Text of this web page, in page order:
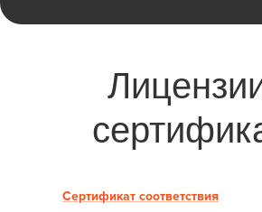
Сертификат соответствия